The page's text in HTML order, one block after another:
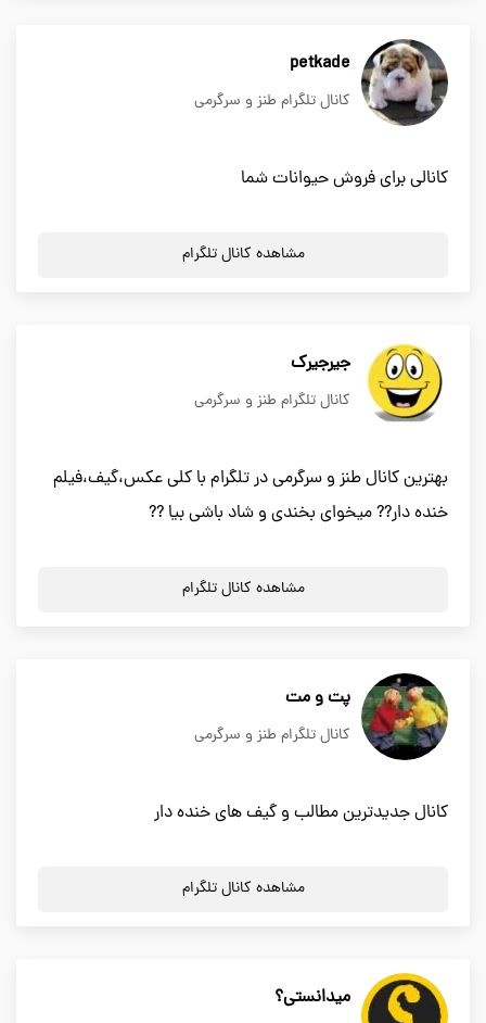
petkade
کانال تلگرام طنز و سرگرمی
کانالی برای فروش حیوانات شما
مشاهده کانال تلگرام
جیرجیرک
کانال تلگرام طنز و سرگرمی
بهترین کانال طنز و سرگرمی در تلگرام با کلی عکس،گیف،فیلم
خنده دار?? میخوای بخندی و شاد باشی بیا ??
مشاهده کانال تلگرام
پت و مت
کانال تلگرام طنز و سرگرمی
کانال جدیدترین مطالب و گیف های خنده دار
مشاهده کانال تلگرام
میدانستی؟